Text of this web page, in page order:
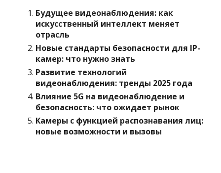
Будущее видеонаблюдения: как
искусственный интеллект меняет
отрасль
Новые стандарты безопасности для IP-
камер: что нужно знать
Развитие технологий
видеонаблюдения: тренды 2025 года
Влияние 5G на видеонаблюдение и
безопасность: что ожидает рынок
Камеры с функцией распознавания лиц:
новые возможности и вызовы